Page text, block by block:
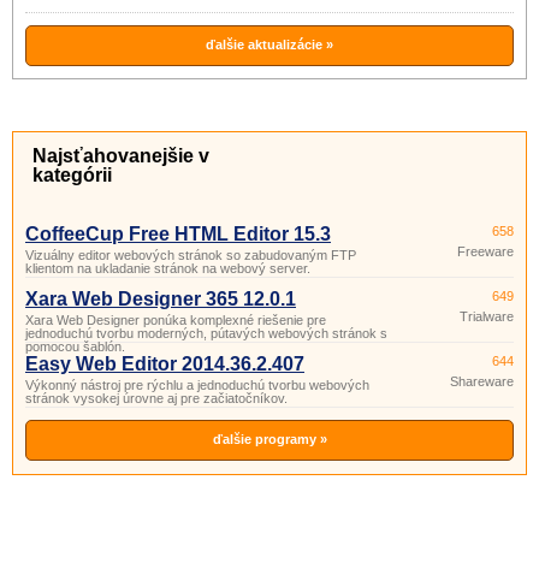
ďalšie aktualizácie »
Najsťahovanejšie v
kategórii
CoffeeCup Free HTML Editor 15.3
Vizuálny editor webových stránok so zabudovaným FTP
klientom na ukladanie stránok na webový server.
658
Freeware
Xara Web Designer 365 12.0.1
Xara Web Designer ponúka komplexné riešenie pre
jednoduchú tvorbu moderných, pútavých webových stránok s
pomocou šablón.
649
Trialware
Easy Web Editor 2014.36.2.407
Výkonný nástroj pre rýchlu a jednoduchú tvorbu webových
stránok vysokej úrovne aj pre začiatočníkov.
644
Shareware
ďalšie programy »